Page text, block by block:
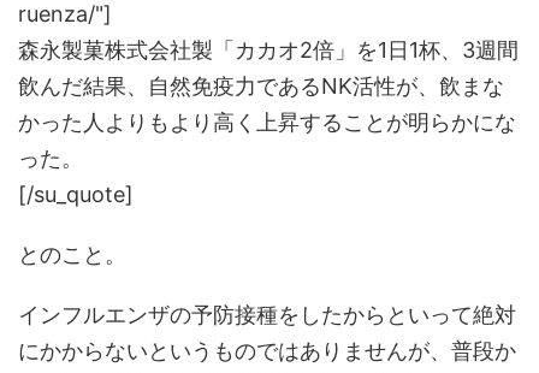
ruenza/"]
森永製菓株式会社製「カカオ2倍」を1日1杯、3週間
飲んだ結果、自然免疫力であるNK活性が、飲まな
かった人よりもより高く上昇することが明らかにな
った。
[/su_quote]
とのこと。
インフルエンザの予防接種をしたからといって絶対
にかからないというものではありませんが、普段か